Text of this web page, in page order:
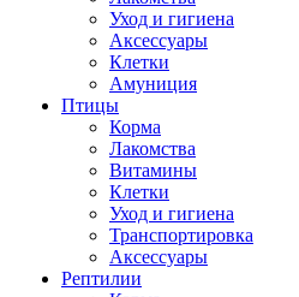
Уход и гигиена
Аксессуары
Клетки
Амуниция
Птицы
Корма
Лакомства
Витамины
Клетки
Уход и гигиена
Транспортировка
Аксессуары
Рептилии